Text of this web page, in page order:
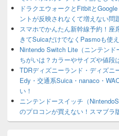
ドラクエウォークとFitbitと
ントが反映されなくて増えない問
スマホでかんたん新幹線予約！座
きてSuicaだけでなくPasmoも使
Nintendo Switch Lite（ニンテン
ちがいは？カラーやサイズや値段
TDRディズニーランド・ディズニ
Edy・交通系Suica・nanaco・
い！
ニンテンドースイッチ（
のプロコンが買えない！スマブラ